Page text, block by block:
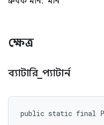
ক্ষেত্র
ব্যাটারি_ প্যাটার্ন
public static final